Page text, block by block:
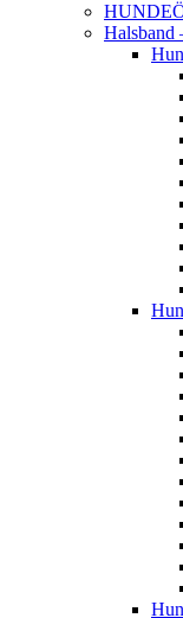
Halsband